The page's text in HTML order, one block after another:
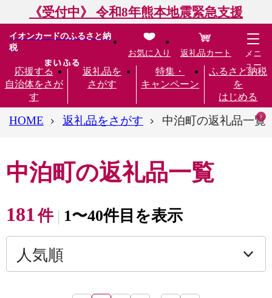
《受付中》 令和8年熊本地震緊急支援
イオンカードのふるさと納
税
応援する
自治体をさが
す
返礼品を
さがす
特集・
キャンペーン
ふるさと納税
を
はじめる
お気に入り 返礼品カート
メニ
ュー
HOME 返礼品をさがす 中泊町の返礼品一覧
中泊町の返礼品一覧
181件 1〜40件目を表示